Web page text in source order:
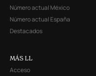
Número actual México
Número actual España
Destacados
MÁS LL
Acceso